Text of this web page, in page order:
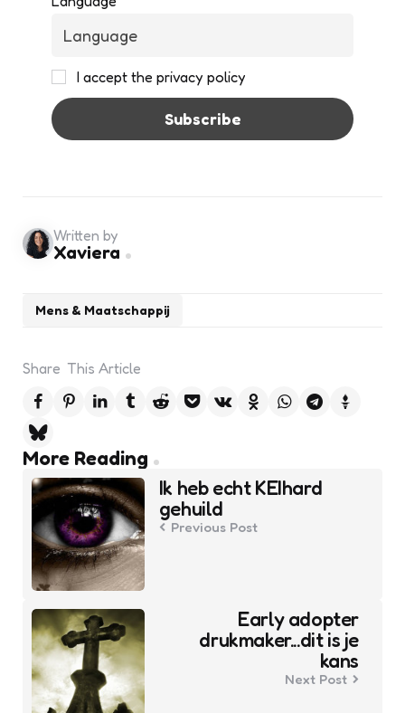
I accept the privacy policy
Mens & Maatschappij
Written by
Xaviera
Share This Article
More Reading
Post
navigation
Ik heb echt KEIhard
gehuild
Previous Post
Early adopter
drukmaker...dit is je
kans
Next Post